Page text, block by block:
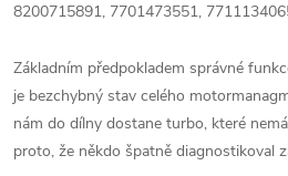
8200715891, 7701473551,
Základním předpokladem správné
je bezchybný stav celého
nám do dílny dostane turbo, které
proto, že někdo špatně diagnostikoval